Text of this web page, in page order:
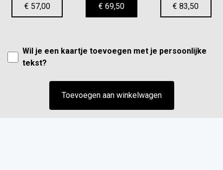
€ 57,00
€ 69,50
€ 83,50
Wil je een kaartje toevoegen met je persoonlijke
tekst?
Toevoegen aan winkelwagen